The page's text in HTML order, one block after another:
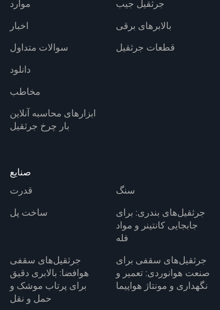
موارد
اخبار
سوالات متداول
دانلود
مخاطب
ابزارهای محاسبه آنلاین
بار چرخ جرثقیل
جرثقیل جیب
بالابرهای برقی
قطعات جرثقیل
صنایع
قدرت
سنگ
ساخت پل
جرثقیل‌های بندری: برای
جابجایی کانتینر و مواد
فله
جرثقیل‌های سقفی
هوافضا: بالابری دقیق
برای پرتاب موشک و
حمل و نقل
جرثقیل‌های سقفی برای
صنعت هوانوردی: تعمیر و
نگهداری و مونتاژ هواپیما